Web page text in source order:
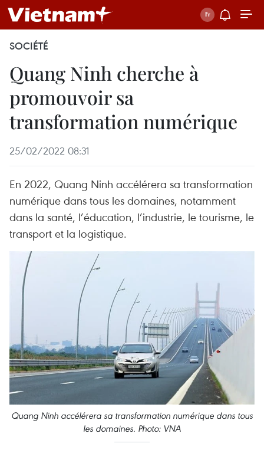
SOCIÉTÉ
Quang Ninh cherche à
promouvoir sa
transformation numérique
25/02/2022 08:31
En 2022, Quang Ninh accélérera sa transformation
numérique dans tous les domaines, notamment
dans la santé, l’éducation, l’industrie, le tourisme, le
transport et la logistique.
Quang Ninh accélérera sa transformation numérique dans tous
les domaines. Photo: VNA